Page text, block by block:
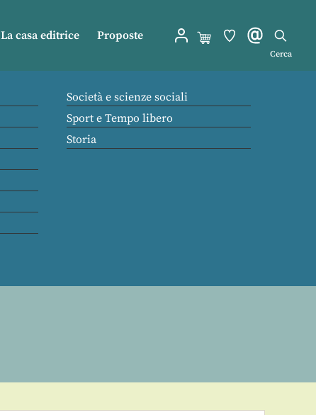
La casa editrice Proposte
Cerca
Società e scienze sociali
Sport e Tempo libero
Storia